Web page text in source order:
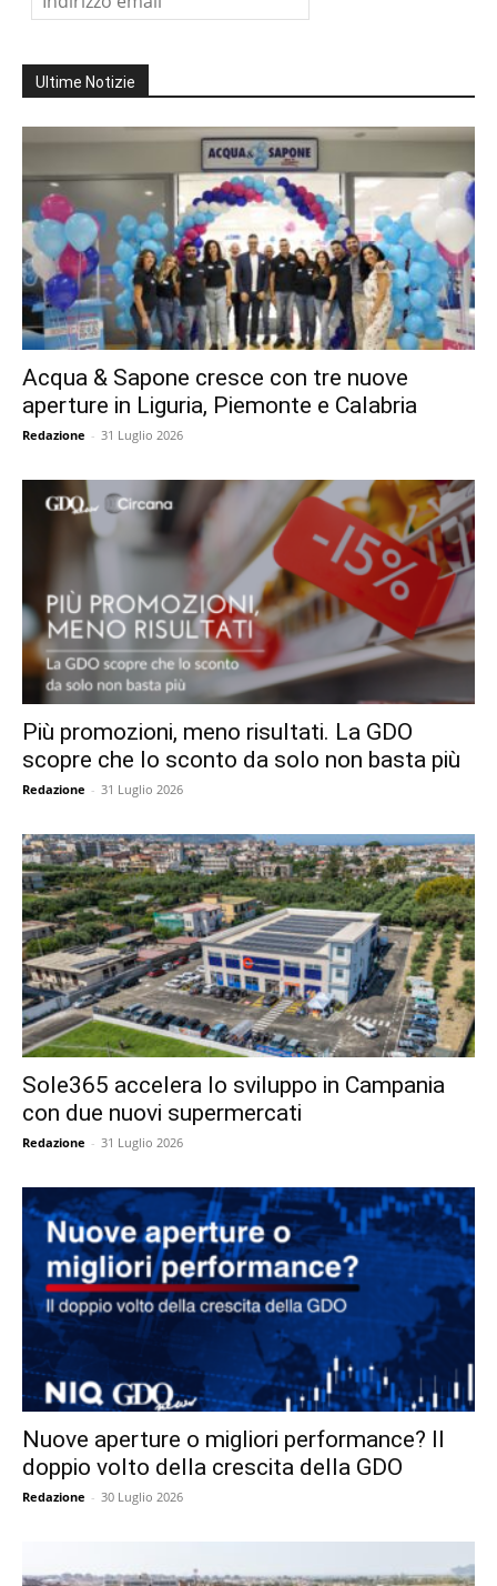
Ultime Notizie
Acqua & Sapone cresce con tre nuove
aperture in Liguria, Piemonte e Calabria
Redazione - 31 Luglio 2026
Più promozioni, meno risultati. La GDO
scopre che lo sconto da solo non basta più
Redazione - 31 Luglio 2026
Sole365 accelera lo sviluppo in Campania
con due nuovi supermercati
Redazione - 31 Luglio 2026
Nuove aperture o migliori performance? Il
doppio volto della crescita della GDO
Redazione - 30 Luglio 2026